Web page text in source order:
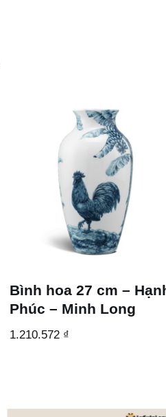
Bình hoa 27 cm –
Phúc – Minh Long
1.210.572 ₫